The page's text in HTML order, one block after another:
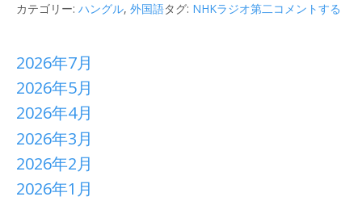
カテゴリー: ハングル, 外国語タグ: NHKラジオ第二コメントする
2026年7月
2026年5月
2026年4月
2026年3月
2026年2月
2026年1月